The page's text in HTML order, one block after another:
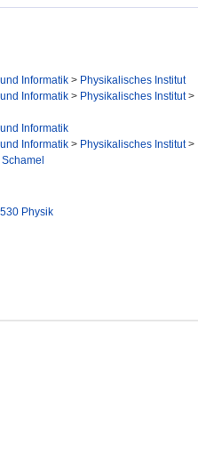
Informatik > Physikalisches Institut
Informatik > Physikalisches Institut>
Informatik
Informatik > Physikalisches Institut>
530 Physik